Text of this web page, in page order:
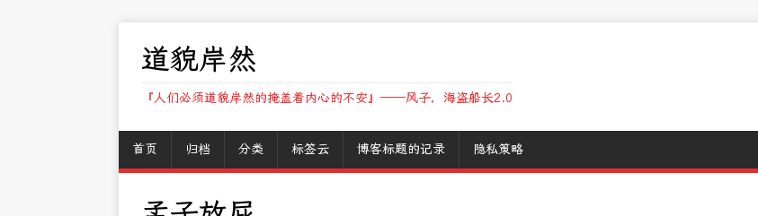
道貌岸然
『人们必须道貌岸然的掩盖着内心的不安』——风子，海盗船长2.0
首页 归档 分类 标签云 博客标题的记录 隐私策略